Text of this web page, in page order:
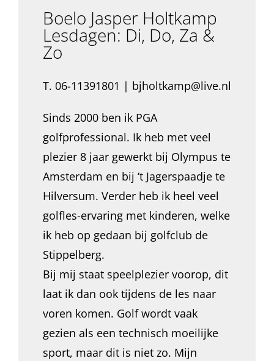
Boelo Jasper Holtkamp
Lesdagen: Di, Do, Za &
Zo
T. 06-11391801 | bjholtkamp@live.nl
Sinds 2000 ben ik PGA
golfprofessional. Ik heb met veel
plezier 8 jaar gewerkt bij Olympus te
Amsterdam en bij ‘t Jagerspaadje te
Hilversum. Verder heb ik heel veel
golfles-ervaring met kinderen, welke
ik heb op gedaan bij golfclub de
Stippelberg.
Bij mij staat speelplezier voorop, dit
laat ik dan ook tijdens de les naar
voren komen. Golf wordt vaak
gezien als een technisch moeilijke
sport, maar dit is niet zo. Mijn